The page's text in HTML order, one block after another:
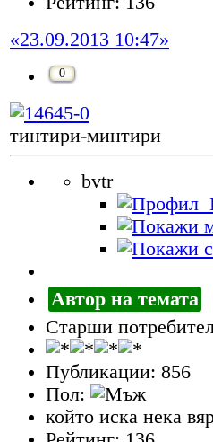
«23.09.2013 10:47»
0
тинтири-минтири
bvtr
Автор на темата
Старши
Публикации: 856
Пол:
който иска нека